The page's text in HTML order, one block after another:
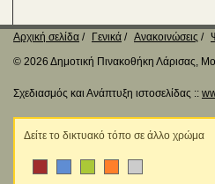
Αρχική σελίδα Γενικά Ανακοινώσεις
© 2026 Δημοτική Πινακοθήκη Λάρισας,
Σχεδιασμός και Ανάπτυξη ιστοσελίδας ::
Δείτε το δικτυακό τόπο σε άλλο χρώμα